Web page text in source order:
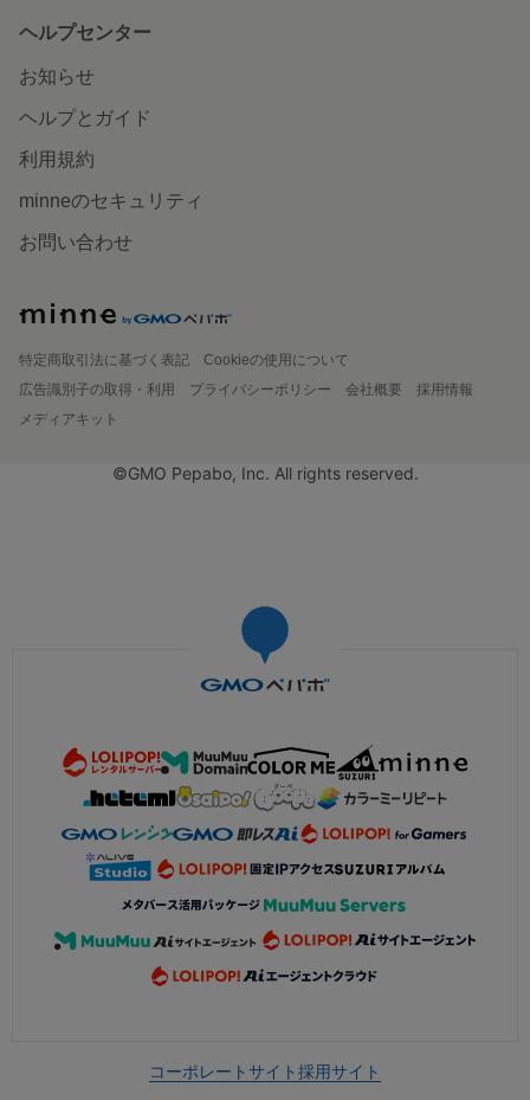
ヘルプセンター
お知らせ
ヘルプとガイド
利用規約
minneのセキュリティ
お問い合わせ
特定商取引法に基づく表記
Cookieの使用について
広告識別子の取得・利用
プライバシーポリシー 会社概要
採用情報
メディアキット
©GMO Pepabo, Inc. All rights reserved.
コーポレートサイト採用サイト